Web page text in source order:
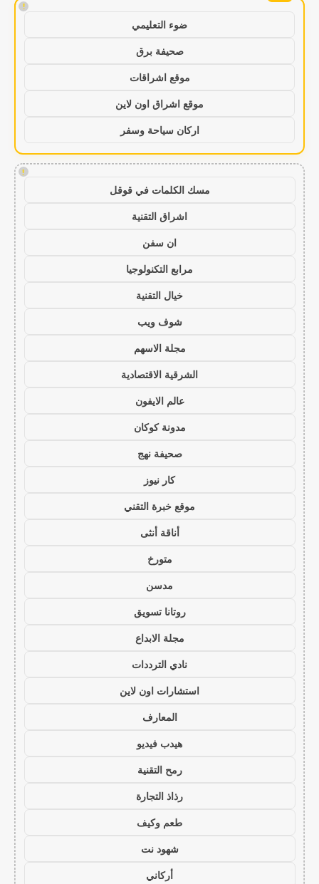
!
ضوء التعليمي
صحيفة برق
موقع اشراقات
موقع اشراق اون لاين
اركان سياحة وسفر
!
مسك الكلمات في قوقل
اشراق التقنية
ان سفن
مرابع التكنولوجيا
خيال التقنية
شوف ويب
مجلة الاسهم
الشرقية الاقتصادية
عالم الايفون
مدونة كوكان
صحيفة نهج
كار نيوز
موقع خبرة التقني
أناقة أنثى
متورخ
مدسن
روتانا تسويق
مجلة الابداع
نادي الترددات
استشارات اون لاين
المعارف
هيدب فيديو
رمح التقنية
رذاذ التجارة
طعم وكيف
شهود نت
أركاني